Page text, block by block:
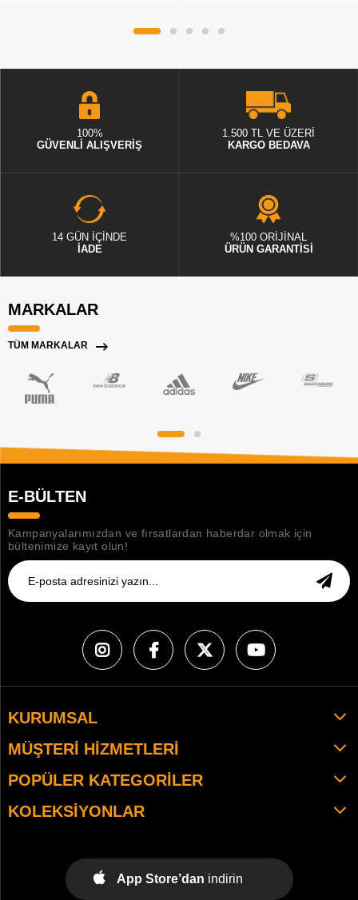
100%
GÜVENLİ ALIŞVERİŞ
1.500 TL VE ÜZERİ
KARGO BEDAVA
14 GÜN İÇİNDE
İADE
%100 ORİJİNAL
ÜRÜN GARANTİSİ
MARKALAR
TÜM MARKALAR
E-BÜLTEN
Kampanyalarımızdan ve fırsatlardan haberdar olmak için
bültenimize kayıt olun!
KURUMSAL
MÜŞTERI HIZMETLERI
POPÜLER KATEGORILER
KOLEKSIYONLAR
App Store’dan indirin